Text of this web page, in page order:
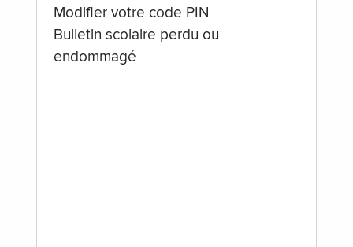
Modifier votre code PIN
Bulletin scolaire perdu ou
endommagé